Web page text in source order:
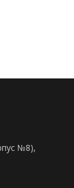
№8),